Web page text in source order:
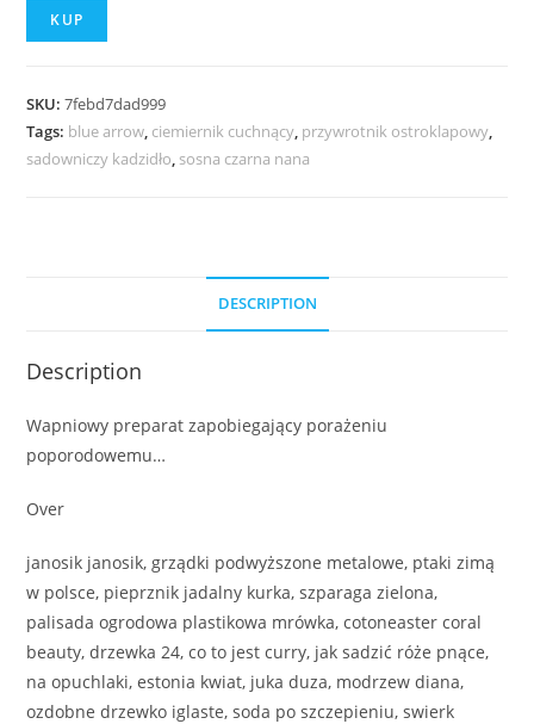
KUP
SKU:7febd7dad999
Tags: blue arrow, ciemiernik cuchnący, przywrotnik ostroklapowy,
sadowniczy kadzidło, sosna czarna nana
DESCRIPTION
Description
Wapniowy preparat zapobiegający porażeniu
poporodowemu…
Over
janosik janosik, grządki podwyższone metalowe, ptaki zimą
w polsce, pieprznik jadalny kurka, szparaga zielona,
palisada ogrodowa plastikowa mrówka, cotoneaster coral
beauty, drzewka 24, co to jest curry, jak sadzić róże pnące,
na opuchlaki, estonia kwiat, juka duza, modrzew diana,
ozdobne drzewko iglaste, soda po szczepieniu, swierk